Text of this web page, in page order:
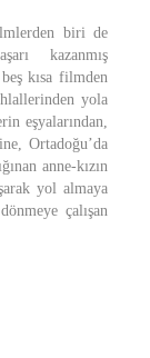
biri de
kazanmış
kısa filmden
yola
eşyalarından,
Ortadoğu’da
anne-kızın
yol almaya
çalışan